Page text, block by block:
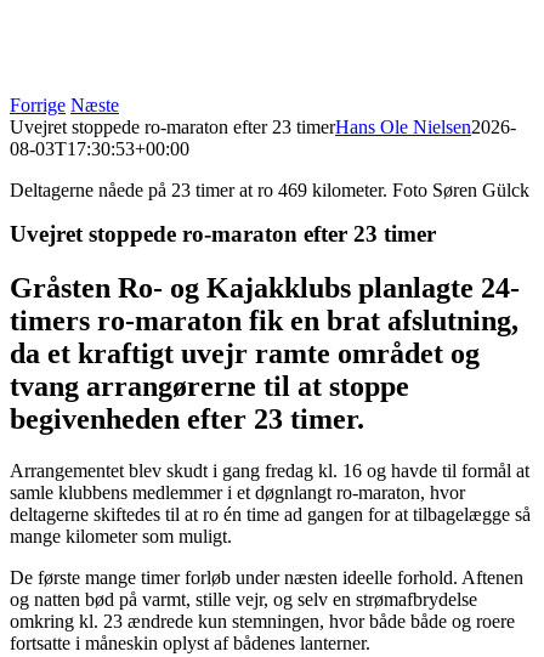
Forrige Næste
Uvejret stoppede ro-maraton efter 23 timerHans Ole Nielsen2026-
08-03T17:30:53+00:00
Deltagerne nåede på 23 timer at ro 469 kilometer. Foto Søren Gülck
Uvejret stoppede ro-maraton efter 23 timer
Gråsten Ro- og Kajakklubs planlagte 24-
timers ro-maraton fik en brat afslutning,
da et kraftigt uvejr ramte området og
tvang arrangørerne til at stoppe
begivenheden efter 23 timer.
Arrangementet blev skudt i gang fredag kl. 16 og havde til formål at
samle klubbens medlemmer i et døgnlangt ro-maraton, hvor
deltagerne skiftedes til at ro én time ad gangen for at tilbagelægge så
mange kilometer som muligt.
De første mange timer forløb under næsten ideelle forhold. Aftenen
og natten bød på varmt, stille vejr, og selv en strømafbrydelse
omkring kl. 23 ændrede kun stemningen, hvor både både og roere
fortsatte i måneskin oplyst af bådenes lanterner.